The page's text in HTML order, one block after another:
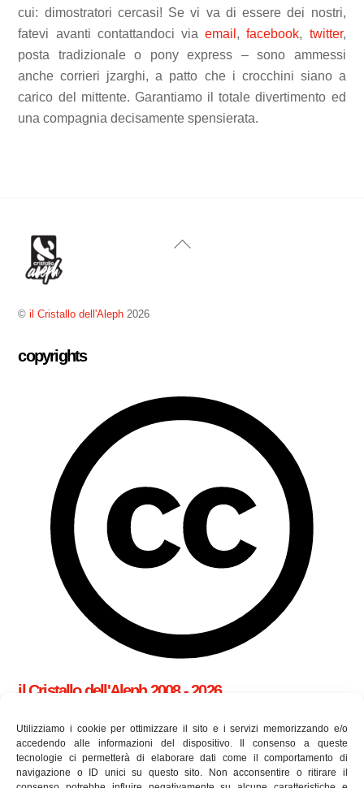
Utilizziamo i cookie per ottimizzare il sito e i servizi memorizzando e/o
accedendo alle informazioni del dispositivo. Il consenso a queste
tecnologie ci permetterà di elaborare dati come il comportamento di
navigazione o ID unici su questo sito. Non acconsentire o ritirare il
cui: dimostratori cercasi! Se vi va di essere dei nostri,
fatevi avanti contattandoci viaemail ,facebook, twitter,
posta tradizionale o pony express – sono ammessi
anche corrieri jzarghi, a patto che i crocchini siano a
carico del mittente. Garantiamo il totale divertimento ed
una compagnia decisamente spensierata.
Back
©il Cristallo dell'Aleph 2026
copyrights
il Cristallo dell'Aleph 2008 - 2026
cookie policy (UE)
Utilizziamo i cookie per essere sicuri che tu possa avere la